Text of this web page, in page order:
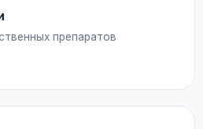
препаратов